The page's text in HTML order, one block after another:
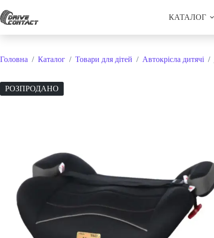
до
вмісту
КАТАЛОГ
Головна / Каталог / Товари для дітей / Автокрісла дитячі /
РОЗПРОДАНО